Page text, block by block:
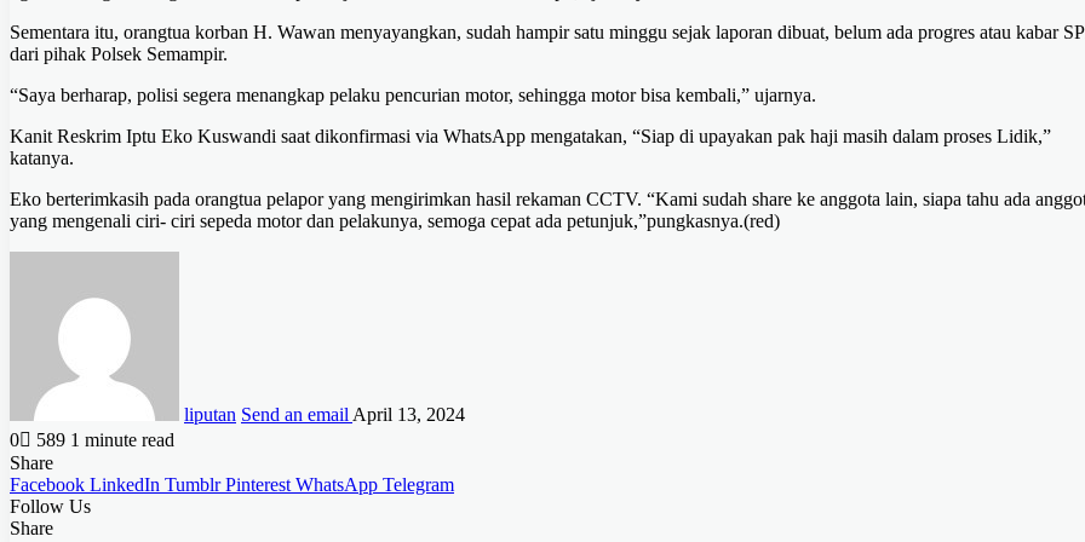
Sementara itu, orangtua korban H. Wawan menyayangkan, sudah hampir satu minggu sejak laporan dibuat, belum ada progres atau kabar
dari pihak Polsek Semampir.
“Saya berharap, polisi segera menangkap pelaku pencurian motor, sehingga motor bisa kembali,” ujarnya.
Kanit Reskrim Iptu Eko Kuswandi saat dikonfirmasi via WhatsApp mengatakan, “Siap di upayakan pak haji masih dalam proses Lidik,”
katanya.
Eko berterimkasih pada orangtua pelapor yang mengirimkan hasil rekaman CCTV. “Kami sudah share ke anggota lain, siapa tahu ada
yang mengenali ciri- ciri sepeda motor dan pelakunya, semoga cepat ada petunjuk,”pungkasnya.(red)
liputan Send an email April 13, 2024
0
589 1 minute read
Share
Facebook LinkedIn Tumblr Pinterest WhatsApp Telegram
Follow Us
Share